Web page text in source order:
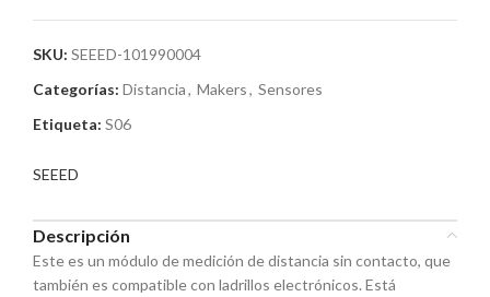
SKU: SEEED-101990004
Categorías: Distancia, Makers, Sensores
Etiqueta: S06
SEEED
Descripción
Este es un módulo de medición de distancia sin contacto, que
también es compatible con ladrillos electrónicos. Está